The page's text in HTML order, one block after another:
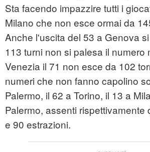
Sta facendo impazzire tutti i
Milano che non esce ormai da
Anche l'uscita del 53 a Genova
113 turni non si palesa il numero
Venezia il 71 non esce da 102
numeri che non fanno capolino
Palermo, il 62 a Torino, il 13 a
Palermo, assenti rispettivamente
e 90 estrazioni.